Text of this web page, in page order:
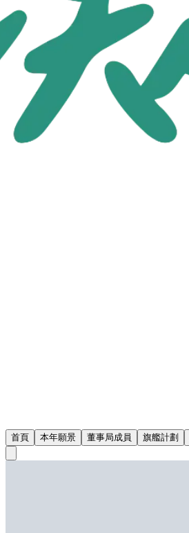
首頁 本年願景 董事局成員 旗艦計劃